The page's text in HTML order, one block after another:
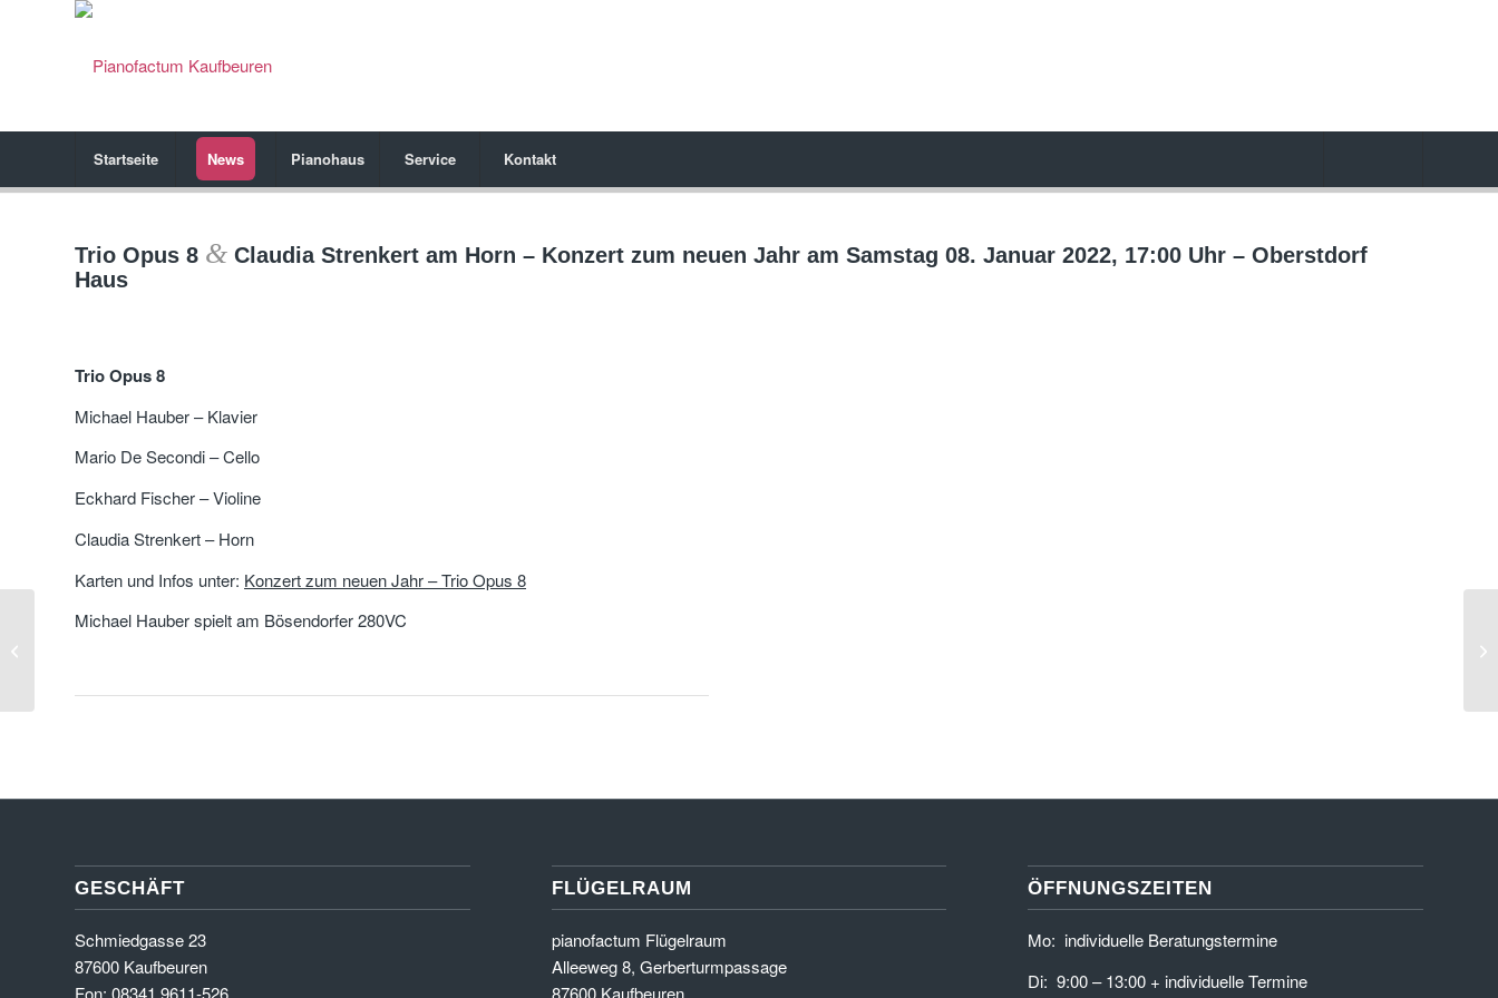
Startseite News Pianohaus Service Kontakt
Trio Opus 8 & Claudia Strenkert am Horn – Konzert zum neuen Jahr am Samstag 08. Januar 2022, 17:00 Uhr – Oberstdorf
Haus
Trio Opus 8
Michael Hauber – Klavier
Mario De Secondi – Cello
Eckhard Fischer – Violine
Claudia Strenkert – Horn
Karten und Infos unter: Konzert zum neuen Jahr – Trio Opus 8
Michael Hauber spielt am Bösendorfer 280VC
GESCHÄFT
Schmiedgasse 23
87600 Kaufbeuren
Fon: 08341 9611-526
FLÜGELRAUM
pianofactum Flügelraum
Alleeweg 8, Gerberturmpassage
87600 Kaufbeuren
ÖFFNUNGSZEITEN
Mo: individuelle Beratungstermine
Di: 9:00 – 13:00 + individuelle Termine